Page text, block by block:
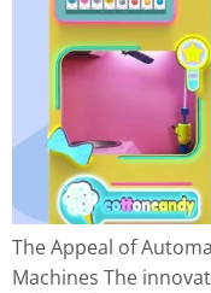
The Appeal of
Machines The